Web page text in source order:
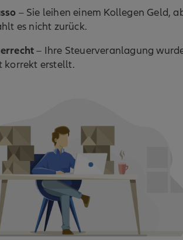
– Sie leihen einem Kollegen Geld,
es nicht zurück.
– Ihre Steuerveranlagung
korrekt erstellt.